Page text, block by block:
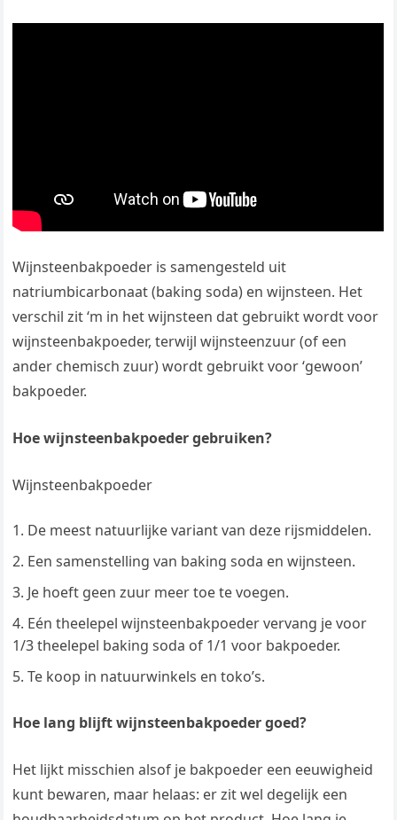
Wijnsteenbakpoeder is samengesteld uit
natriumbicarbonaat (baking soda) en wijnsteen. Het
verschil zit ‘m in het wijnsteen dat gebruikt wordt voor
wijnsteenbakpoeder, terwijl wijnsteenzuur (of een
ander chemisch zuur) wordt gebruikt voor ‘gewoon’
bakpoeder.
Hoe wijnsteenbakpoeder gebruiken?
Wijnsteenbakpoeder
De meest natuurlijke variant van deze rijsmiddelen.
Een samenstelling van baking soda en wijnsteen.
Je hoeft geen zuur meer toe te voegen.
Eén theelepel wijnsteenbakpoeder vervang je voor
1/3 theelepel baking soda of 1/1 voor bakpoeder.
Te koop in natuurwinkels en toko’s.
Hoe lang blijft wijnsteenbakpoeder goed?
Het lijkt misschien alsof je bakpoeder een eeuwigheid
kunt bewaren, maar helaas: er zit wel degelijk een